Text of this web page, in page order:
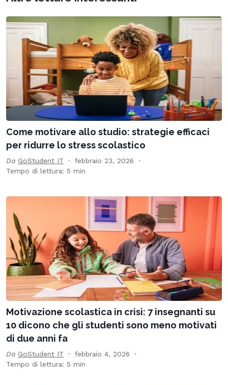
Come motivare allo studio: strategie efficaci
per ridurre lo stress scolastico
Da GoStudent IT
febbraio 23, 2026
Tempo di lettura: 5 min
Motivazione scolastica in crisi: 7 insegnanti su
10 dicono che gli studenti sono meno motivati
di due anni fa
Da GoStudent IT
febbraio 4, 2026
Tempo di lettura: 5 min